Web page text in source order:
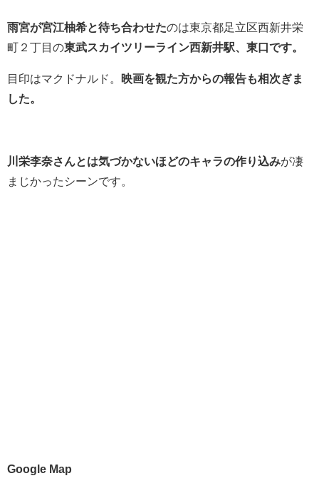
雨宮が宮江柚希と待ち合わせたのは東京都足立区西新井栄
町２丁目の東武スカイツリーライン西新井駅、東口です。
目印はマクドナルド。
映画を観た方からの報告も相次ぎま
した。
川栄李奈さんとは気づかないほどのキャラの作り込みが凄
まじかったシーンです。
Google Map